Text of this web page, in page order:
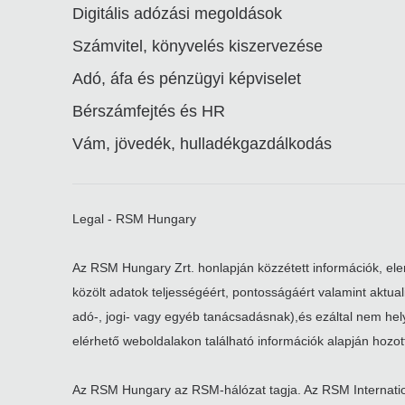
Digitális adózási megoldások
Számvitel, könyvelés kiszervezése
Adó, áfa és pénzügyi képviselet
Bérszámfejtés és HR
Vám, jövedék, hulladékgazdálkodás
Legal - RSM Hungary
Az RSM Hungary Zrt. honlapján közzétett információk,
közölt adatok teljességéért, pontosságáért valamint
adó-, jogi- vagy egyéb tanácsadásnak),és ezáltal nem
elérhető weboldalakon található információk alapján
Az RSM Hungary az RSM-hálózat tagja. Az RSM